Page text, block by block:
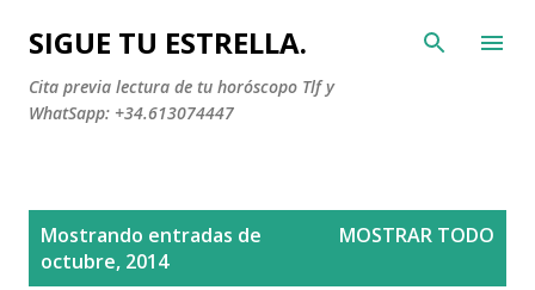
Ir al contenido principal
SIGUE TU ESTRELLA.
Cita previa lectura de tu horóscopo Tlf y
WhatSapp: +34.613074447
Mostrando entradas de
octubre, 2014
MOSTRAR TODO